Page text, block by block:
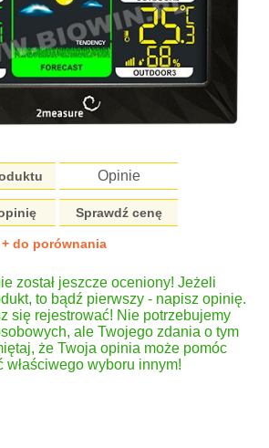
Opinie
Sprawdź cenę
+ do porównania
został jeszcze oceniony! Jeżeli
to bądź pierwszy - napisz opinię.
się rejestrować! Nie potrzebujemy
ale Twojego zdania o tym
że Twoja opinia może pomóc
właściwego wyboru innym!